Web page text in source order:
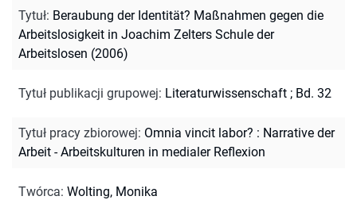
Tytuł: Beraubung der Identität? Maßnahmen gegen die
Arbeitslosigkeit in Joachim Zelters Schule der
Arbeitslosen (2006)
Tytuł publikacji grupowej: Literaturwissenschaft ; Bd. 32
Tytuł pracy zbiorowej: Omnia vincit labor? : Narrative der
Arbeit - Arbeitskulturen in medialer Reflexion
Twórca: Wolting, Monika